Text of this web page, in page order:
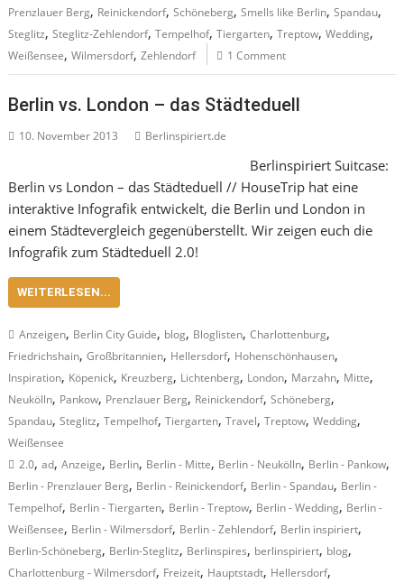
Prenzlauer Berg, Reinickendorf,Schöneberg,Smells like Berlin,Spandau,
Steglitz,Steglitz-Zehlendorf,Tempelhof,Tiergarten,Treptow,Wedding,
Weißensee,Wilmersdorf,Zehlendorf 1 Comment
Berlin vs. London – das Städteduell
10. November 2013 Berlinspiriert.de
Berlinspiriert Suitcase:
Berlin vs London – das Städteduell // HouseTrip hat eine
interaktive Infografik entwickelt, die Berlin und London in
einem Städtevergleich gegenüberstellt. Wir zeigen euch die
Infografik zum Städteduell 2.0!
WEITERLESEN...
Anzeigen, Berlin City Guide, blog, Bloglisten,Charlottenburg,
Friedrichshain,Großbritannien, Hellersdorf, Hohenschönhausen,
Inspiration, Köpenick, Kreuzberg, Lichtenberg, London, Marzahn, Mitte,
Neukölln, Pankow, Prenzlauer Berg, Reinickendorf,Schöneberg,
Spandau,Steglitz,Tempelhof,Tiergarten,Travel,Treptow,Wedding,
Weißensee
2.0,ad,Anzeige, Berlin, Berlin - Mitte, Berlin - Neukölln, Berlin - Pankow,
Berlin - Prenzlauer Berg, Berlin - Reinickendorf, Berlin - Spandau, Berlin -
Tempelhof, Berlin - Tiergarten, Berlin - Treptow, Berlin - Wedding, Berlin -
Weißensee, Berlin - Wilmersdorf, Berlin - Zehlendorf, Berlin inspiriert,
Berlin-Schöneberg, Berlin-Steglitz, Berlinspires, berlinspiriert, blog,
Charlottenburg - Wilmersdorf, Freizeit, Hauptstadt, Hellersdorf,